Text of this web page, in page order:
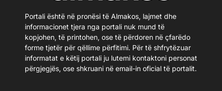
Portali është në pronësi të Almakos, lajmet dhe
informacionet tjera nga portali nuk mund të
kopjohen, të printohen, ose të përdoren në çfarëdo
forme tjetër për qëllime përfitimi. Për të shfrytëzuar
informatat e këtij portali ju lutemi kontaktoni personat
përgjegjës, ose shkruani në email-in oficial të portalit.